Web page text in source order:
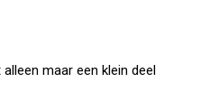
maar een klein deel